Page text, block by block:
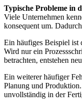
Typische Probleme in
Viele Unternehmen
konsequent um.
Ein häufiges Beispiel ist
Wird nur ein
betrachten, entstehen
Ein weiterer häufiger
Planung und
unvollständig in der